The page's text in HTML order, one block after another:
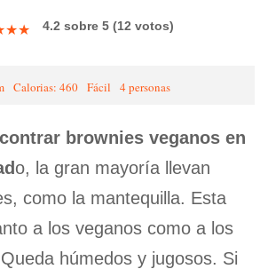
★★ 4.2 sobre 5 (12 votos)
Calorias: 460 Fácil 4 personas
brownies veganos en
o, la gran mayoría llevan
como la mantequilla. Esta
a los veganos como a los
húmedos y jugosos. Si